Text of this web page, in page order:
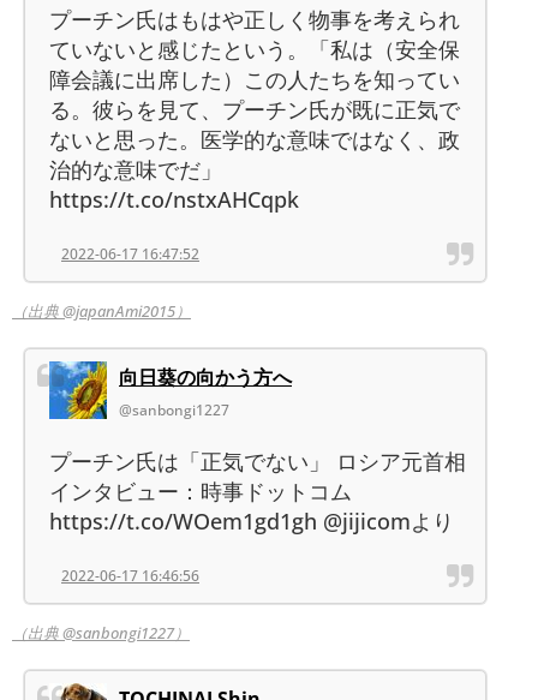
プーチン氏はもはや正しく物事を考えられ
ていないと感じたという。「私は（安全保
障会議に出席した）この人たちを知ってい
る。彼らを見て、プーチン氏が既に正気で
ないと思った。医学的な意味ではなく、政
治的な意味でだ」
https://t.co/nstxAHCqpk
2022-06-17 16:47:52
（出典 @japanAmi2015）
向日葵の向かう方へ
@sanbongi1227
プーチン氏は「正気でない」 ロシア元首相
インタビュー：時事ドットコム
https://t.co/WOem1gd1gh @jijicomより
2022-06-17 16:46:56
（出典 @sanbongi1227）